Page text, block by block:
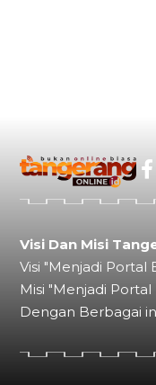
Visi Dan Misi
Visi "Menjadi Portal
Misi "Menjadi
Dengan Berbagai